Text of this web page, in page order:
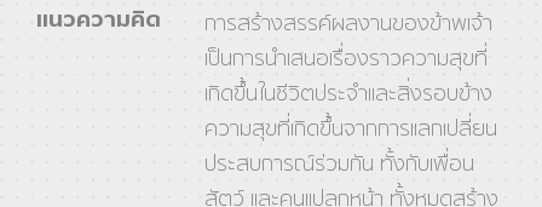
แนวความคิด
การสร้างสรรค์ผลงานของข้าพเจ้า
เป็นการนำเสนอเรื่องราวความสุขที่
เกิดขึ้นในชีวิตประจำและสิ่งรอบข้าง
ความสุขที่เกิดขึ้นจากการแลกเปลี่ยน
ประสบการณ์ร่วมกัน ทั้งกับเพื่อน
สัตว์ และคนแปลกหน้า ทั้งหมดสร้าง